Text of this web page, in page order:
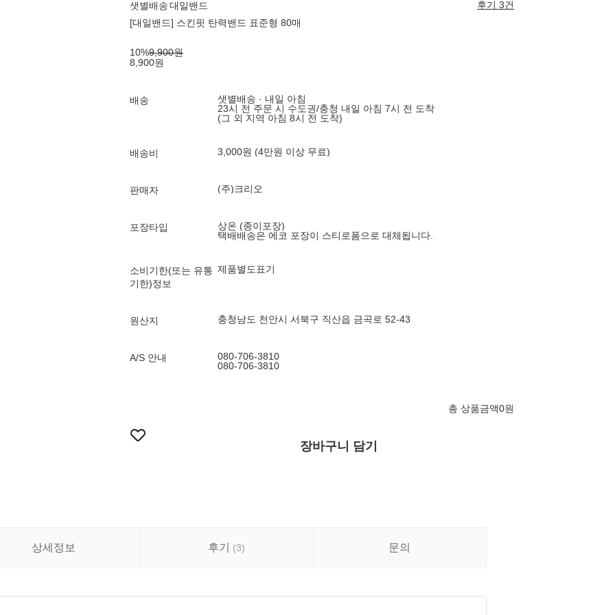
샛별배송대일밴드
후기 3건
[대일밴드] 스킨핏 탄력밴드 표준형 80매
10%9,900원
8,900원
배송
샛별배송 · 내일 아침
23시 전 주문 시 수도권/충청 내일 아침 7시 전 도착
(그 외 지역 아침 8시 전 도착)
배송비 3,000원 (4만원 이상 무료)
판매자 (주)크리오
포장타입
상온 (종이포장)
택배배송은 에코 포장이 스티로폼으로 대체됩니다.
소비기한(또는 유통
기한)정보
제품별도표기
원산지 충청남도 천안시 서북구 직산읍 금곡로 52-43
A/S 안내
080-706-3810
080-706-3810
총 상품금액0원
장바구니 담기
상세정보 후기 (3) 문의